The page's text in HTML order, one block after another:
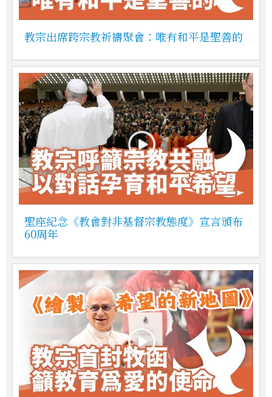
教宗出席跨宗教祈禱聚會：唯有和平是聖善的
聖座紀念《教會對非基督宗教態度》宣言頒布
60周年